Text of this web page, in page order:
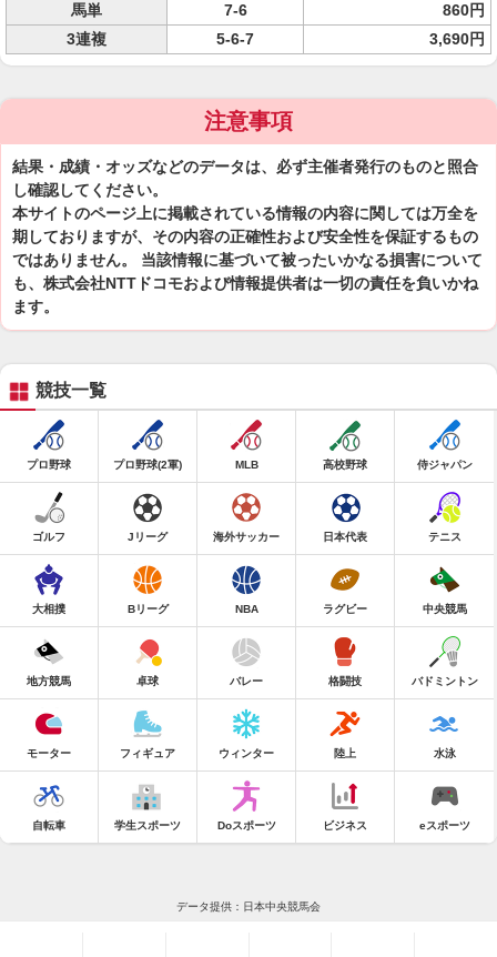
馬単
7-6
860円
3連複
5-6-7 3,690円
注意事項
結果・成績・オッズなどのデータは、必ず主催者発行のものと照合
し確認してください。
本サイトのページ上に掲載されている情報の内容に関しては万全を
期しておりますが、その内容の正確性および安全性を保証するもの
ではありません。 当該情報に基づいて被ったいかなる損害について
も、株式会社NTTドコモおよび情報提供者は一切の責任を負いかね
ます。
競技一覧
プロ野球 プロ野球(2軍) MLB 高校野球 侍ジャパン
ゴルフ Jリーグ 海外サッカー 日本代表 テニス
大相撲 Bリーグ NBA ラグビー 中央競馬
地方競馬 卓球 バレー 格闘技 バドミントン
モーター フィギュア ウィンター 陸上 水泳
自転車 学生スポーツ Doスポーツ ビジネス eスポーツ
データ提供：日本中央競馬会